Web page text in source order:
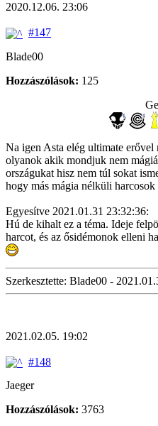
2020.12.06. 23:06
#147
Blade00
Hozzászólások: 125
Na igen Asta elég ultimate
olyanok akik mondjuk nem
országukat hisz nem túl sokat
hogy más mágia nélküli
Egyesítve 2021.01.31 23:32:36:
Hú de kihalt ez a téma. Ideje
harcot, és az ősidémonok elleni
Szerkesztette: Blade00 -
2021.02.05. 19:02
#148
Jaeger
Hozzászólások: 3763